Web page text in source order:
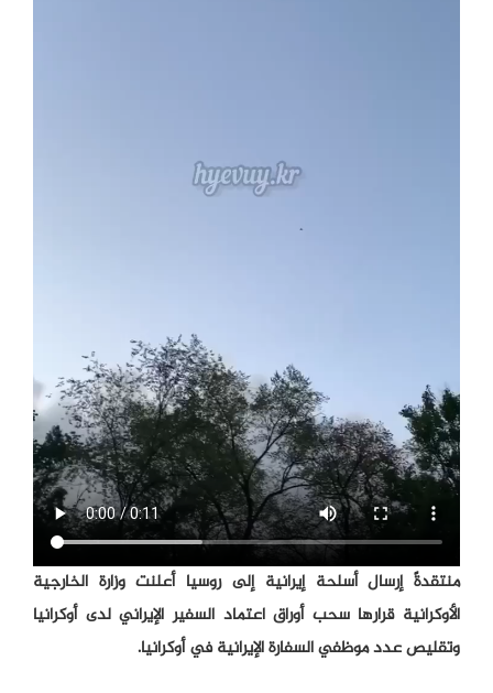
منتقدةً إرسال أسلحة إيرانية إلى روسيا أعلنت وزارة الخارجية
الأوكرانية قرارها سحب أوراق اعتماد السفير الإيراني لدى أوكرانيا
وتقليص عدد موظفي السفارة الإيرانية في أوكرانيا.